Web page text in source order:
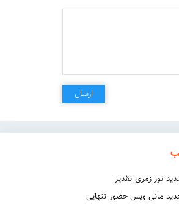
ارسال
تور زمری تقدیر
مانی ویس حضور تنهایی